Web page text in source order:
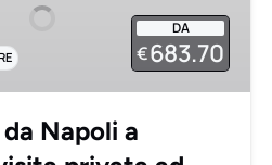
DA
€683.70
Napoli a